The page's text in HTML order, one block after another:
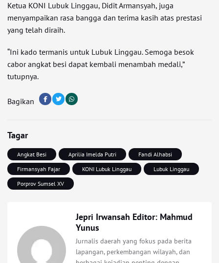
Ketua KONI Lubuk Linggau, Didit Armansyah, juga
menyampaikan rasa bangga dan terima kasih atas prestasi
yang telah diraih.
“Ini kado termanis untuk Lubuk Linggau. Semoga besok
cabor angkat besi dapat kembali menambah medali,”
tutupnya.
Bagikan
Tagar
Angkat Besi Aprilia Imelda Putri
Fandi Alhabsi
Firmansyah Fajar
KONI Lubuk Linggau
Lubuk Linggau
Porprov Sumsel XV
Jepri Irwansah Editor: Mahmud
Yunus
Jurnalis daerah yang fokus pada berita
lapangan, perkembangan wilayah, dan